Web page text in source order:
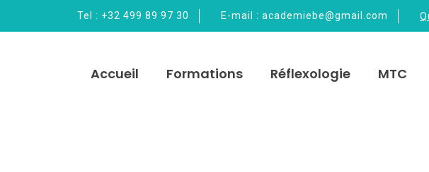
Tel : +32 499 89 97 30 E-mail : academiebe@gmail.com
Accueil Formations Réflexologie MTC